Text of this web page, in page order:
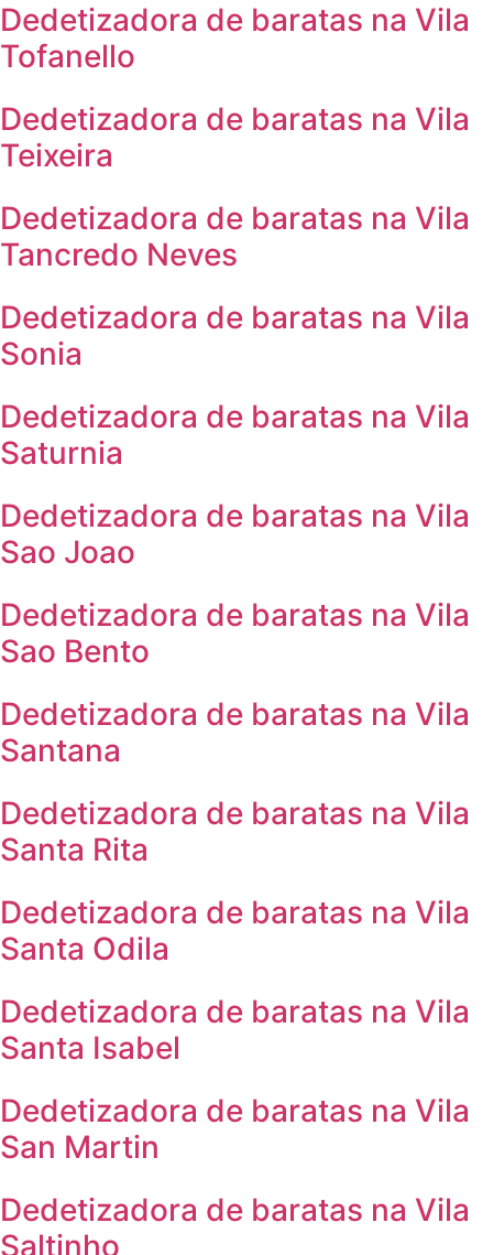
Dedetizadora de baratas na Vila
Tofanello
Dedetizadora de baratas na Vila
Teixeira
Dedetizadora de baratas na Vila
Tancredo Neves
Dedetizadora de baratas na Vila
Sonia
Dedetizadora de baratas na Vila
Saturnia
Dedetizadora de baratas na Vila
Sao Joao
Dedetizadora de baratas na Vila
Sao Bento
Dedetizadora de baratas na Vila
Santana
Dedetizadora de baratas na Vila
Santa Rita
Dedetizadora de baratas na Vila
Santa Odila
Dedetizadora de baratas na Vila
Santa Isabel
Dedetizadora de baratas na Vila
San Martin
Dedetizadora de baratas na Vila
Saltinho